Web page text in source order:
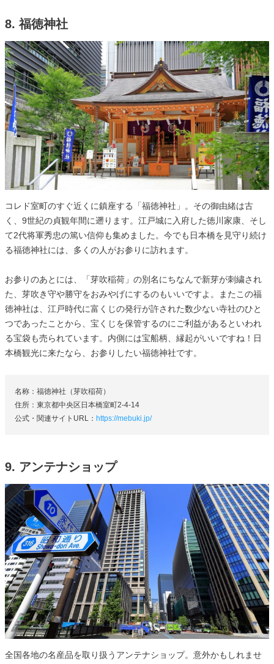
8. 福徳神社
コレド室町のすぐ近くに鎮座する「福徳神社」。その御由緒は古
く、9世紀の貞観年間に遡ります。江戸城に入府した徳川家康、そし
て2代将軍秀忠の篤い信仰も集めました。今でも日本橋を見守り続け
る福徳神社には、多くの人がお参りに訪れます。
お参りのあとには、「芽吹稲荷」の別名にちなんで新芽が刺繍され
た、芽吹き守や勝守をおみやげにするのもいいですよ。またこの福
徳神社は、江戸時代に富くじの発行が許された数少ない寺社のひと
つであったことから、宝くじを保管するのにご利益があるといわれ
る宝袋も売られています。内側には宝船柄、縁起がいいですね！日
本橋観光に来たなら、お参りしたい福徳神社です。
名称：福徳神社（芽吹稲荷）
住所：東京都中央区日本橋室町2-4-14
公式・関連サイトURL： https://mebuki.jp/
9. アンテナショップ
全国各地の名産品を取り扱うアンテナショップ。意外かもしれませ